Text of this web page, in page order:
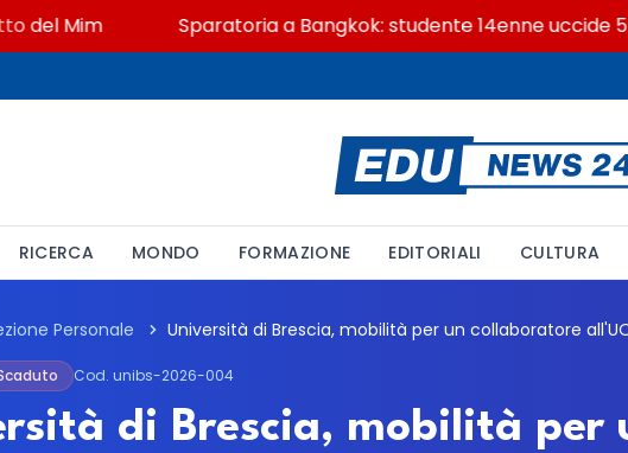
Mim Sparatoria a Bangkok: studente 14enne uccide 5
RICERCA MONDO FORMAZIONE EDITORIALI CULTURA
Personale
Cod. unibs-2026-004
di Brescia, mobilità per